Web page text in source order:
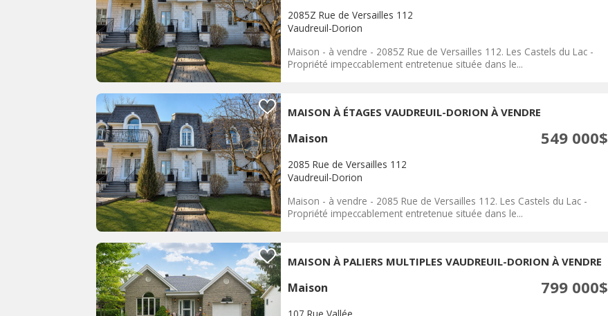
2085Z Rue de Versailles 112
Vaudreuil-Dorion
Maison - à vendre - 2085Z Rue de Versailles 112. Les Castels du Lac -
Propriété impeccablement entretenue située dans le...
MAISON À ÉTAGES VAUDREUIL-DORION À VENDRE
Maison 549 000$
2085 Rue de Versailles 112
Vaudreuil-Dorion
Maison - à vendre - 2085 Rue de Versailles 112. Les Castels du Lac -
Propriété impeccablement entretenue située dans le...
MAISON À PALIERS MULTIPLES VAUDREUIL-DORION À VENDRE
Maison 799 000$